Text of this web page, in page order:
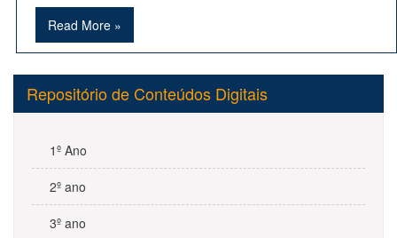
Read More »
Repositório de Conteúdos Digitais
1º Ano
2º ano
3º ano